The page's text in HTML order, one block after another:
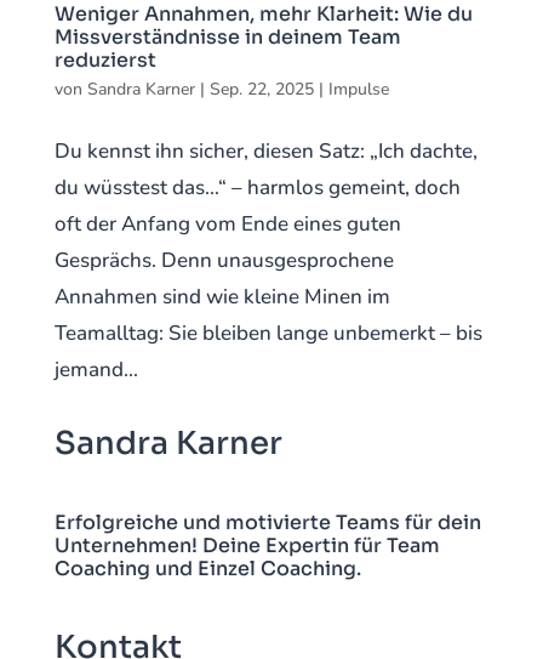
Weniger Annahmen, mehr Klarheit: Wie du
Missverständnisse in deinem Team
reduzierst
von Sandra Karner| Sep. 22, 2025| Impulse
Du kennst ihn sicher, diesen Satz: „Ich dachte,
du wüsstest das…“ – harmlos gemeint, doch
oft der Anfang vom Ende eines guten
Gesprächs. Denn unausgesprochene
Annahmen sind wie kleine Minen im
Teamalltag: Sie bleiben lange unbemerkt – bis
jemand...
Sandra Karner
Erfolgreiche und motivierte Teams für dein
Unternehmen! Deine Expertin für Team
Coaching und Einzel Coaching.
Kontakt